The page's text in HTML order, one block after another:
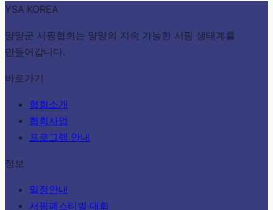
YSA KOREA
양양군 서핑협회는 양양의 지속 가능한 서핑 생태계를
만들어갑니다.
바로가기
협회소개
협회사업
프로그램 안내
정보
일정안내
서핑페스티벌·대회